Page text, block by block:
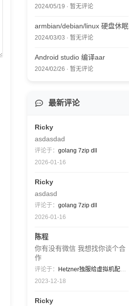
2024/05/19 · 暂无评论
armbian/debian/linux 硬盘休眠
2024/03/03 · 暂无评论
Android studio 编译aar
2024/02/26 · 暂无评论
最新评论
Ricky
asdasdad
评论于： golang 7zip dll
2026-01-16
Ricky
asdasd
评论于： golang 7zip dll
2026-01-16
陈程
你有没有微信 我想找你谈个合
作
评论于：
Hetzner独服给虚拟机配置公网ip段（非同一网关）
2023-12-18
Ricky